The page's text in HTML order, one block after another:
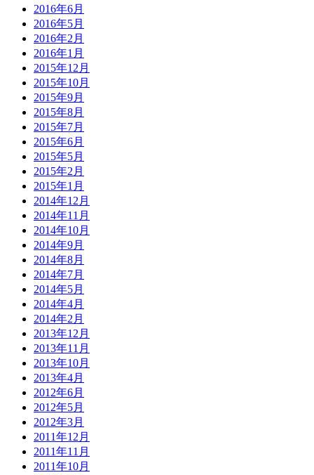
2016年6月
2016年5月
2016年2月
2016年1月
2015年12月
2015年10月
2015年9月
2015年8月
2015年7月
2015年6月
2015年5月
2015年2月
2015年1月
2014年12月
2014年11月
2014年10月
2014年9月
2014年8月
2014年7月
2014年5月
2014年4月
2014年2月
2013年12月
2013年11月
2013年10月
2013年4月
2012年6月
2012年5月
2012年3月
2011年12月
2011年11月
2011年10月